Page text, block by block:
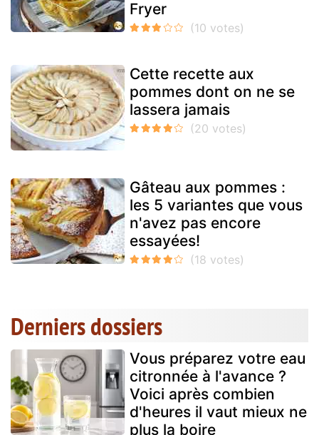
Fryer
Cette recette aux
pommes dont on ne se
lassera jamais
Gâteau aux pommes :
les 5 variantes que vous
n'avez pas encore
essayées!
Derniers dossiers
Vous préparez votre eau
citronnée à l'avance ?
Voici après combien
d'heures il vaut mieux ne
plus la boire